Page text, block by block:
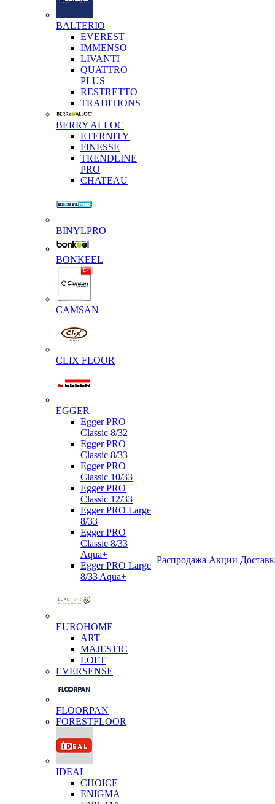
BALTERIO
EVEREST
IMMENSO
LIVANTI
QUATTRO
PLUS
RESTRETTO
TRADITIONS
BERRY ALLOC
ETERNITY
FINESSE
TRENDLINE
PRO
CHATEAU
BINYLPRO
BONKEEL
CAMSAN
CLIX FLOOR
EGGER
Egger PRO
Classic 8/32
Egger PRO
Classic 8/33
Egger PRO
Classic 10/33
Egger PRO
Classic 12/33
Egger PRO Large
8/33
Egger PRO
Classic 8/33
Aqua+
Egger PRO Large
8/33 Aqua+
EUROHOME
ART
MAJESTIC
LOFT
EVERSENSE
FLOORPAN
FORESTFLOOR
IDEAL
CHOICE
ENIGMA
Распродажа Акции